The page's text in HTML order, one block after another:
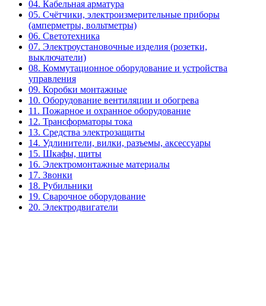
04. Кабельная арматура
05. Счётчики, электроизмерительные приборы
(амперметры, вольтметры)
06. Светотехника
07. Электроустановочные изделия (розетки,
выключатели)
08. Коммутационное оборудование и устройства
управления
09. Коробки монтажные
10. Оборудование вентиляции и обогрева
11. Пожарное и охранное оборудование
12. Трансформаторы тока
13. Средства электрозащиты
14. Удлинители, вилки, разъемы, аксессуары
15. Шкафы, щиты
16. Электромонтажные материалы
17. Звонки
18. Рубильники
19. Сварочное оборудование
20. Электродвигатели